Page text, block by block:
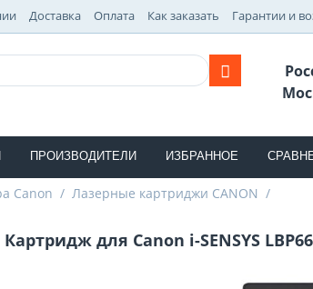
Доставка Оплата Как заказать Гарантии и
ПРОИЗВОДИТЕЛИ ИЗБРАННОЕ
Canon / Лазерные картриджи CANON /
Картридж для Canon i-SENSYS